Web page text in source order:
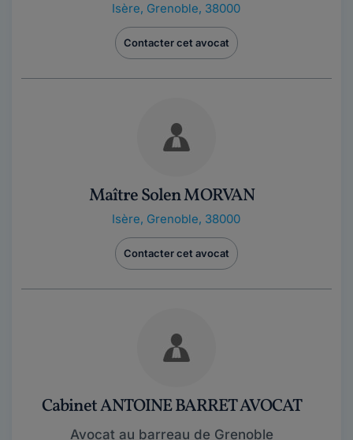
Isère, Grenoble, 38000
Contacter cet avocat
Maître Solen MORVAN
Isère, Grenoble, 38000
Contacter cet avocat
Cabinet ANTOINE BARRET AVOCAT
Avocat au barreau de Grenoble